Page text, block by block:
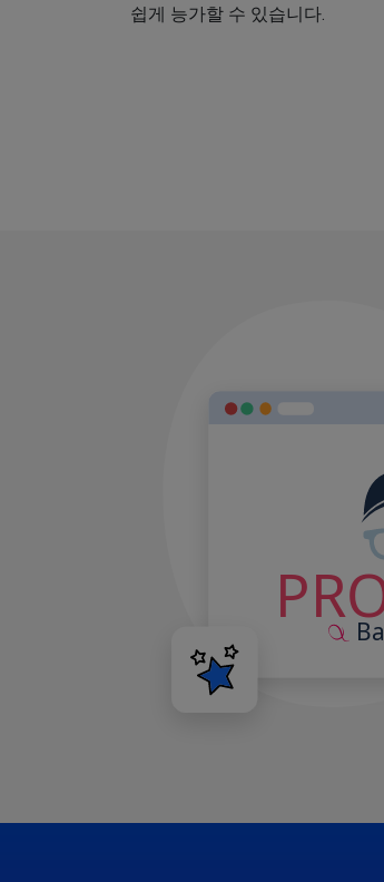
쉽게 능가할 수 있습니다.